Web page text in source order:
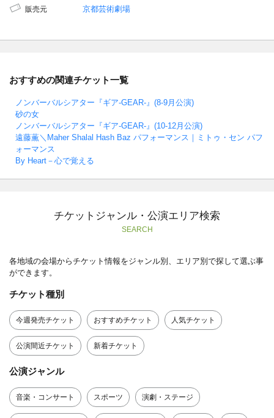
販売元 京都芸術劇場
おすすめの関連チケット一覧
ノンバーバルシアター『ギア-GEAR-』(8-9月公演)
砂の女
ノンバーバルシアター『ギア-GEAR-』(10-12月公演)
遠藤薫＼Maher Shalal Hash Baz パフォーマンス｜ミトゥ・セン パフ
ォーマンス
By Heart－心で覚える
チケットジャンル・公演エリア検索
SEARCH
各地域の会場からチケット情報をジャンル別、エリア別で探して選ぶ事
ができます。
チケット種別
今週発売チケット おすすめチケット 人気チケット
公演間近チケット 新着チケット
公演ジャンル
音楽・コンサート スポーツ 演劇・ステージ